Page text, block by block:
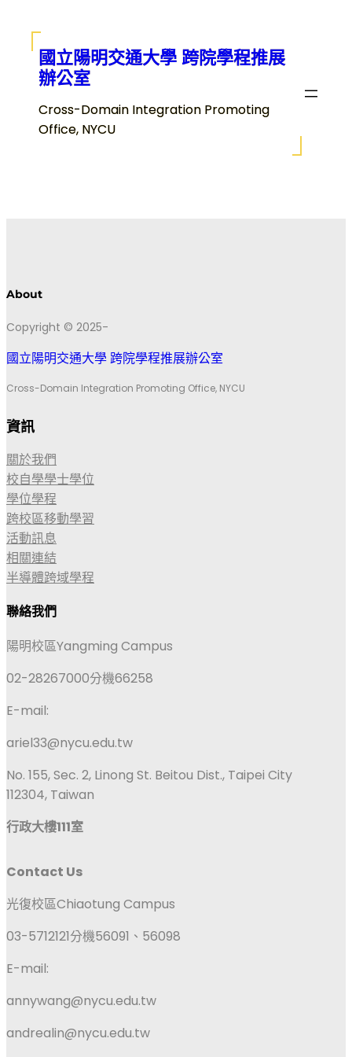
國立陽明交通大學 跨院學程推展
辦公室
Cross-Domain Integration Promoting
Office, NYCU
About
Copyright © 2025-
國立陽明交通大學 跨院學程推展辦公室
Cross-Domain Integration Promoting Office, NYCU
資訊
關於我們
校自學學士學位
學位學程
跨校區移動學習
活動訊息
相關連結
半導體跨域學程
聯絡我們
陽明校區Yangming Campus
02-28267000分機66258
E-mail:
ariel33@nycu.edu.tw
No. 155, Sec. 2, Linong St. Beitou Dist., Taipei City
112304, Taiwan
行政大樓111室
Contact Us
光復校區Chiaotung Campus
03-5712121分機56091、56098
E-mail:
annywang@nycu.edu.tw
andrealin@nycu.edu.tw